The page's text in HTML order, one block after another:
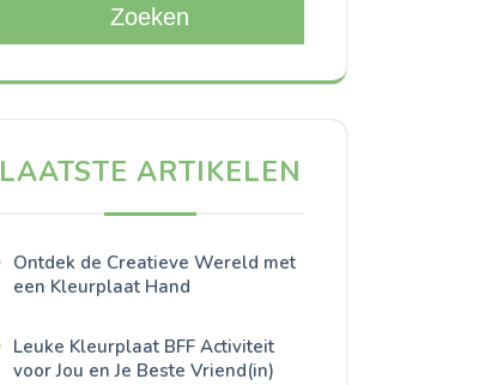
Zoeken
LAATSTE ARTIKELEN
Ontdek de Creatieve Wereld met
een Kleurplaat Hand
Leuke Kleurplaat BFF Activiteit
voor Jou en Je Beste Vriend(in)